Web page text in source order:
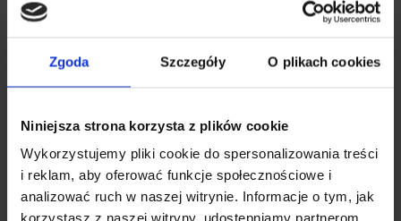
Zgoda Szczegóły O plikach cookies
Niniejsza strona korzysta z plików cookie
Wykorzystujemy pliki cookie do spersonalizowania treści
i reklam, aby oferować funkcje społecznościowe i
analizować ruch w naszej witrynie. Informacje o tym, jak
korzystasz z naszej witryny, udostępniamy partnerom
MEILLEUR POUR LES ARTICULATIONS
Natu.Care Collagen Premium 10000
mg, cerise
5.0